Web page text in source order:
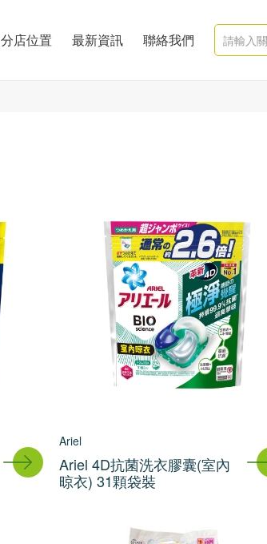
分店位置 最新資訊 聯絡我們
Ariel
Ariel 4D抗菌洗衣膠囊(室內
晾衣) 31顆袋裝